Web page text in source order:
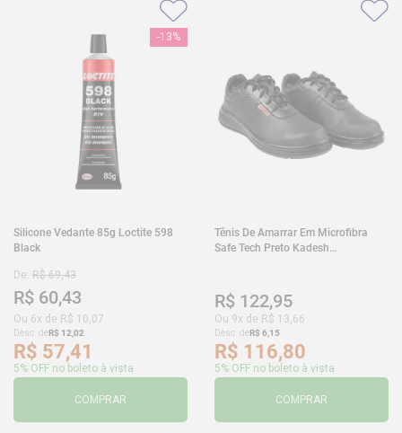
-13%
Silicone Vedante 85g Loctite 598
Black
De: R$ 69,43
R$ 60,43
Ou 6x de R$ 10,07
Desc. deR$ 12,02
R$ 57,41
5% OFF no boleto à vista
COMPRAR
Tênis De Amarrar Em Microfibra
Safe Tech Preto Kadesh
R$ 122,95
Ou 9x de R$ 13,66
Desc. deR$ 6,15
R$ 116,80
5% OFF no boleto à vista
COMPRAR